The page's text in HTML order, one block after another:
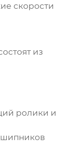
скорости
из
ролики и